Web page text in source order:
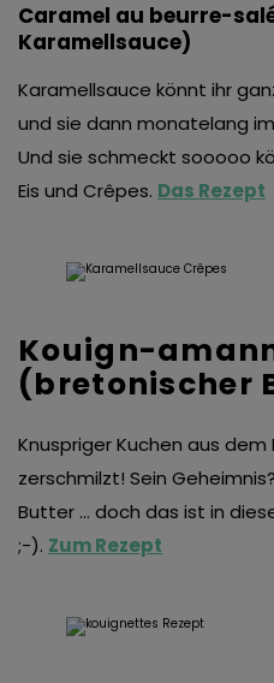
Caramel au beurre-
Karamellsauce)
Karamellsauce könnt ihr
und sie dann monatelang
Und sie schmeckt sooooo
Eis und Crêpes. Das Rezept
Kouign-
(bretonischer
Knuspriger Kuchen aus
zerschmilzt! Sein
Butter … doch das ist in
;-). Zum Rezept